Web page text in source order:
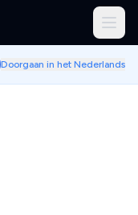
Doorgaan in het Nederlands